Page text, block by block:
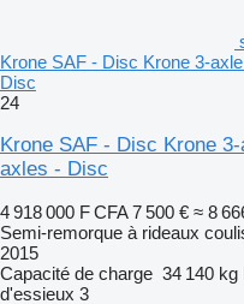
Krone SAF - Disc Krone 3-
Disc
24
Krone SAF - Disc Krone
axles - Disc
4 918 000 F CFA 7 500 € ≈ 8
Semi-remorque à rideaux
2015
Capacité de charge 34 140 kg
d'essieux 3